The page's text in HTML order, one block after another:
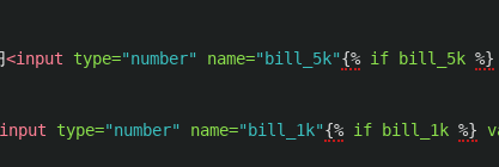
<input type="number" name="bill_5k"{% if bill_5k %}
type="number" name="bill_1k"{% if bill_1k %}